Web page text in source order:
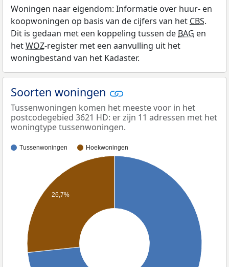
Woningen naar eigendom: Informatie over huur- en
koopwoningen op basis van de cijfers van het CBS.
Dit is gedaan met een koppeling tussen de BAG en
hetWOZ-register met een aanvulling uit het
woningbestand van het Kadaster.
Soorten woningen
Tussenwoningen komen het meeste voor in het
postcodegebied 3621 HD: er zijn 11 adressen met het
woningtype tussenwoningen.
Tussenwoningen Hoekwoningen
26,7%